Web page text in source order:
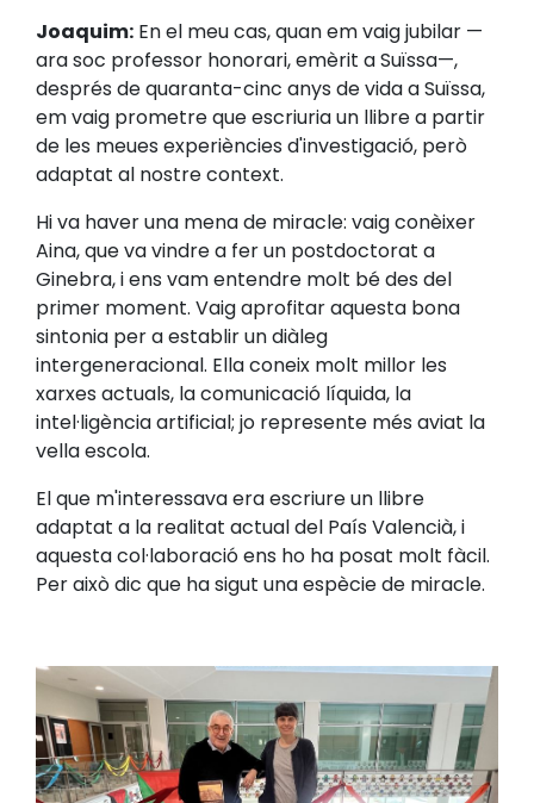
Joaquim: En el meu cas, quan em vaig jubilar —
ara soc professor honorari, emèrit a Suïssa—,
després de quaranta-cinc anys de vida a Suïssa,
em vaig prometre que escriuria un llibre a partir
de les meues experiències d'investigació, però
adaptat al nostre context.
Hi va haver una mena de miracle: vaig conèixer
Aina, que va vindre a fer un postdoctorat a
Ginebra, i ens vam entendre molt bé des del
primer moment. Vaig aprofitar aquesta bona
sintonia per a establir un diàleg
intergeneracional. Ella coneix molt millor les
xarxes actuals, la comunicació líquida, la
intel·ligència artificial; jo represente més aviat la
vella escola.
El que m'interessava era escriure un llibre
adaptat a la realitat actual del País Valencià, i
aquesta col·laboració ens ho ha posat molt fàcil.
Per això dic que ha sigut una espècie de miracle.